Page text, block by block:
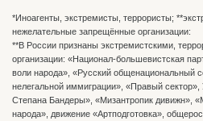
*Иноагенты, экстремисты, террористы;
нежелательные запрещённые организации:
**В России признаны экстремистскими,
организации: «Национал-большевистская
воли народа», «Русский общенациональный
нелегальной иммиграции», «Правый
Степана Бандеры», «Мизантропик дивижн»,
народа», движение «Артподготовка»,